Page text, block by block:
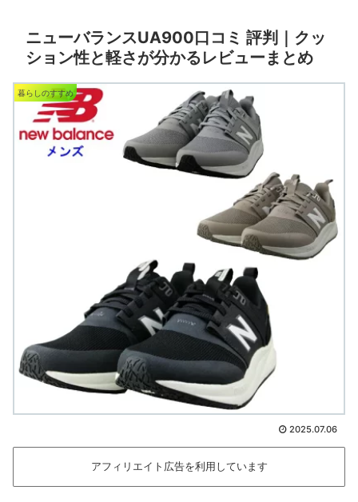
ニューバランスUA900口コミ 評判｜クッ
ション性と軽さが分かるレビューまとめ
暮らしのすすめ
2025.07.06
アフィリエイト広告を利用しています